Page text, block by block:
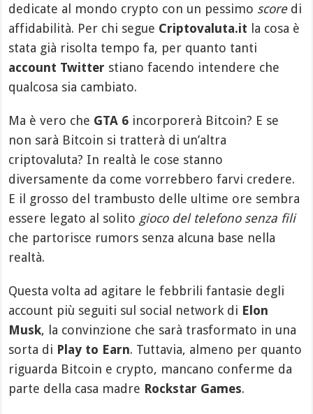
dedicate al mondo crypto con un pessimo scoredi
affidabilità. Per chi segue Criptovaluta.it la cosa è
stata già risolta tempo fa, per quanto tanti
account Twitter stiano facendo intendere che
qualcosa sia cambiato.
Ma è vero che GTA 6 incorporerà Bitcoin? E se
non sarà Bitcoin si tratterà di un’altra
criptovaluta? In realtà le cose stanno
diversamente da come vorrebbero farvi credere.
E il grosso del trambusto delle ultime ore sembra
essere legato al solito gioco del telefono senza fili
che partorisce rumors senza alcuna base nella
realtà.
Questa volta ad agitare le febbrili fantasie degli
account più seguiti sul social network di Elon
Musk, la convinzione che sarà trasformato in una
sorta di Play to Earn. Tuttavia, almeno per quanto
riguarda Bitcoin e crypto, mancano conferme da
parte della casa madre Rockstar Games.